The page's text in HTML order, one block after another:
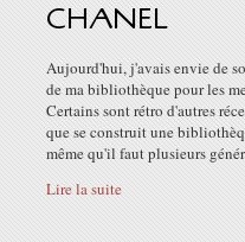
CHANEL
Aujourd'hui, j'avais envie de
de ma bibliothèque pour les
Certains sont rétro d'autres
que se construit une
même qu'il faut plusieurs
Lire la suite